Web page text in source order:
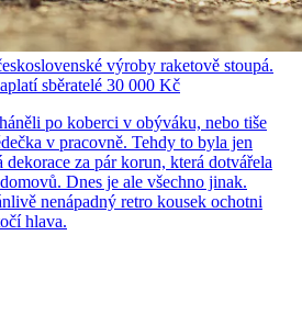
výroby raketově stoupá.
sběratelé 30 000 Kč
po koberci v obýváku, nebo tiše
v pracovně. Tehdy to byla jen
za pár korun, která dotvářela
Dnes je ale všechno jinak.
nenápadný retro kousek ochotni
hlava.